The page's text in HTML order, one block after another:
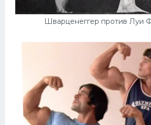
Шварценеггер против Луи